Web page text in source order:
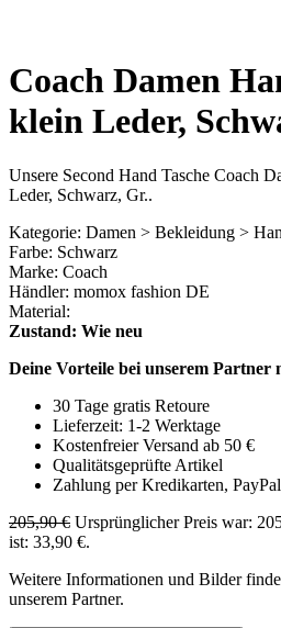
Coach Damen
klein Leder,
Unsere Second Hand Tasche Coach
Leder, Schwarz, Gr..
Kategorie: Damen > Bekleidung >
Farbe: Schwarz
Marke: Coach
Händler: momox fashion DE
Material:
Zustand: Wie neu
Deine Vorteile bei unserem Partner
30 Tage gratis Retoure
Lieferzeit: 1-2 Werktage
Kostenfreier Versand ab 50 €
Qualitätsgeprüfte Artikel
Zahlung per Kredikarten,
205,90€ Ursprünglicher Preis war:
ist: 33,90 €.
Weitere Informationen und Bilder
unserem Partner.